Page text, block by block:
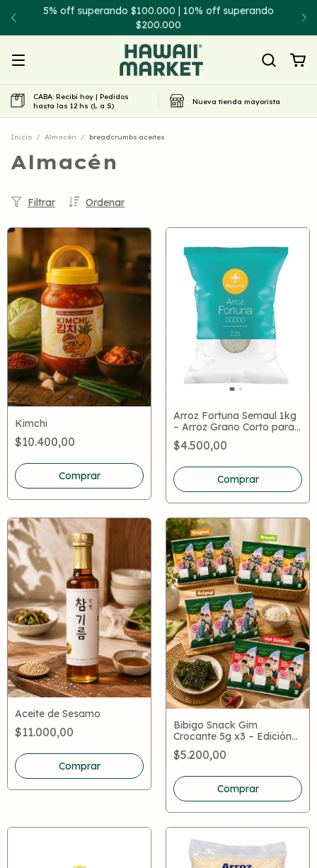
5% off superando $100.000 | 10% off superando
$200.000
CABA: Recibí hoy | Pedidos
hasta las 12 hs (L a S)
Nueva tienda mayorista
Inicio / Almacén / breadcrumbs.aceites
Almacén
Ordenar
Filtrar
Kimchi
$10.400,00
Comprar
Arroz Fortuna Semaul 1kg
– Arroz Grano Corto para
Cocina Coreana y Sushi
$4.500,00
Aceite de Sesamo
$11.000,00
Comprar
Bibigo Snack Gim
Crocante 5g x3 – Edición
Limitada Seventeen
$5.200,00
Comprar